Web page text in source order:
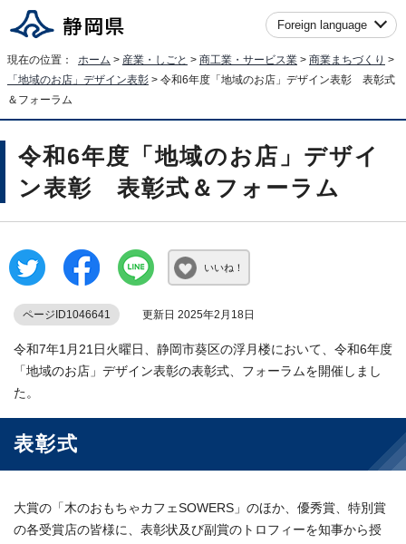
Foreign language
現在の位置： ホーム > 産業・しごと > 商工業・サービス業 > 商業まちづくり >
「地域のお店」デザイン表彰 > 令和6年度「地域のお店」デザイン表彰 表彰式
＆フォーラム
令和6年度「地域のお店」デザイ
ン表彰 表彰式＆フォーラム
いいね！
ページID1046641 更新日 2025年2月18日
令和7年1月21日火曜日、静岡市葵区の浮月楼において、令和6年度
「地域のお店」デザイン表彰の表彰式、フォーラムを開催しまし
た。
表彰式
大賞の「木のおもちゃカフェSOWERS」のほか、優秀賞、特別賞
の各受賞店の皆様に、表彰状及び副賞のトロフィーを知事から授